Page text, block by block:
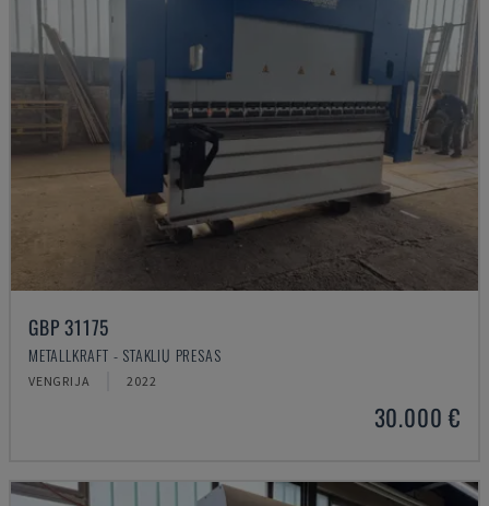
GBP 31175
METALLKRAFT - STAKLIŲ PRESAS
VENGRIJA 2022
30.000 €